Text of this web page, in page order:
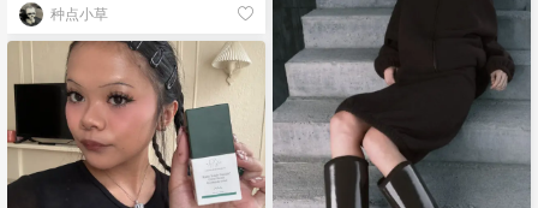
种点小草